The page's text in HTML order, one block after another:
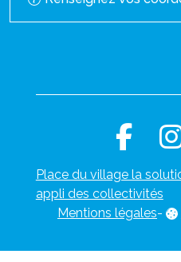
Place du village la
appli des collectivités
Mentions légales-